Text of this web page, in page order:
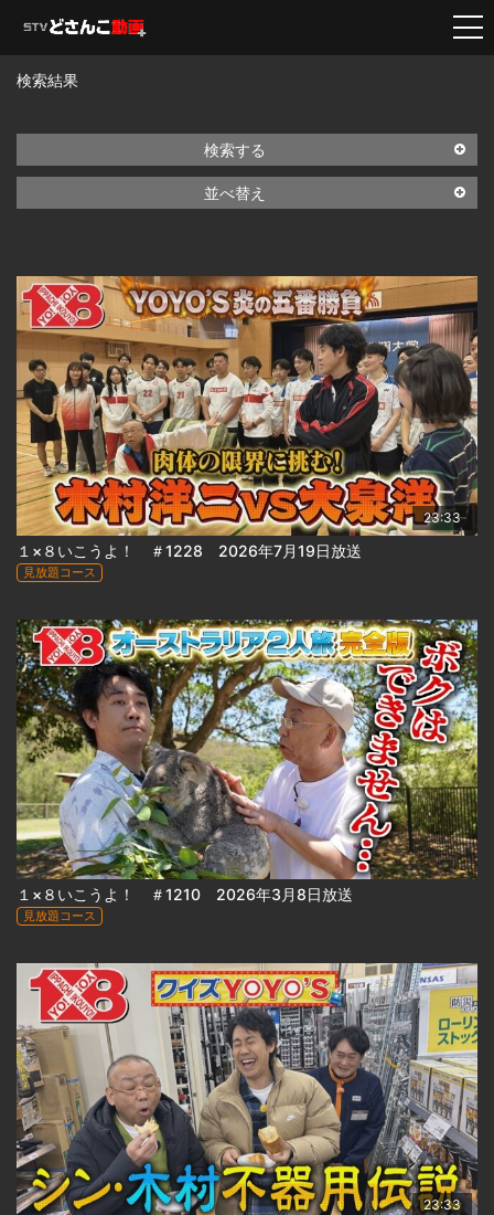
検索結果
検索する
並べ替え
23:33
１×８いこうよ！ ＃1228 2026年7月19日放送
見放題コース
１×８いこうよ！ ＃1210 2026年3月8日放送
見放題コース
23:33